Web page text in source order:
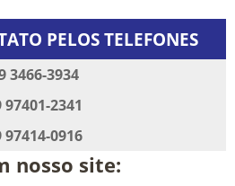
SP
PELOS TELEFONES
3466-3934
97401-2341
97414-0916
nosso site: